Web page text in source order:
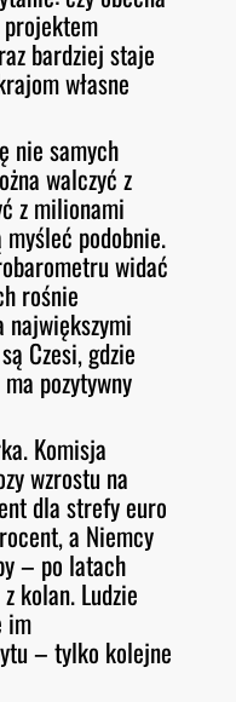
bardziej staje
własne
nie samych
walczyć z
z milionami
podobnie.
widać
rośnie
największymi
Czesi, gdzie
pozytywny
Komisja
wzrostu na
dla strefy euro
a Niemcy
– po latach
kolan. Ludzie
im
– tylko kolejne